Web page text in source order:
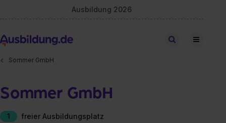
Ausbildung 2026
Stellen finden
Sommer GmbH
Sommer GmbH
1
freier Ausbildungsplatz